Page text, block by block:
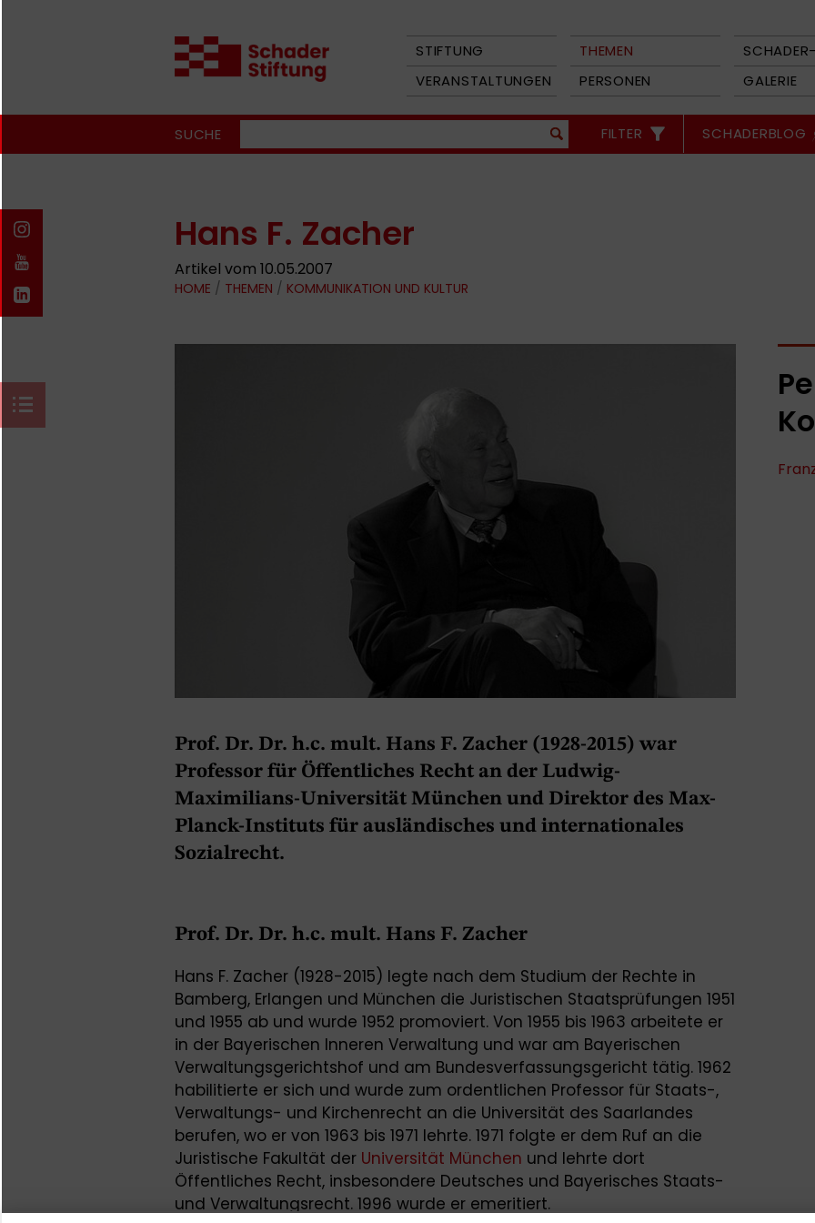
STIFTUNG THEMEN
VERANSTALTUNGEN
PERSONEN GALERIE
SUCHE FILTER SCHADERBLOG
Hans F. Zacher
Artikel vom 10.05.2007
HOME / THEMEN / KOMMUNIKATION UND KULTUR
Prof. Dr. Dr. h.c. mult. Hans F. Zacher (1928-2015) war
Professor für Öffentliches Recht an der Ludwig-
Maximilians-Universität München und Direktor des Max-
Planck-Instituts für ausländisches und internationales
Sozialrecht.
Prof. Dr. Dr. h.c. mult. Hans F. Zacher
Hans F. Zacher (1928-2015) legte nach dem Studium der Rechte in
Bamberg, Erlangen und München die Juristischen Staatsprüfungen 1951
und 1955 ab und wurde 1952 promoviert. Von 1955 bis 1963 arbeitete er
in der Bayerischen Inneren Verwaltung und war am Bayerischen
Verwaltungsgerichtshof und am Bundesverfassungsgericht tätig. 1962
habilitierte er sich und wurde zum ordentlichen Professor für Staats-,
Verwaltungs- und Kirchenrecht an die Universität des Saarlandes
berufen, wo er von 1963 bis 1971 lehrte. 1971 folgte er dem Ruf an die
Juristische Fakultät der Universität München und lehrte dort
Öffentliches Recht, insbesondere Deutsches und Bayerisches Staats-
und Verwaltungsrecht. 1996 wurde er emeritiert.